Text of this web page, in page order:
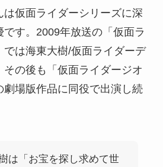
仮面ライダーシリーズに深
です。2009年放送の「仮面ラ
では海東大樹/仮面ライダーデ
その後も「仮面ライダージオ
劇場版作品に同役で出演し続
は「お宝を探し求めて世